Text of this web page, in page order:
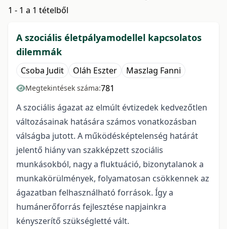
1 - 1 a 1 tételből
A szociális életpályamodellel kapcsolatos
dilemmák
Csoba Judit Oláh Eszter Maszlag Fanni
Megtekintések száma:781
A szociális ágazat az elmúlt évtizedek kedvezőtlen
változásainak hatására számos vonatkozásban
válságba jutott. A működésképtelenség határát
jelentő hiány van szakképzett szociális
munkásokból, nagy a fluktuáció, bizonytalanok a
munkakörülmények, folyamatosan csökkennek az
ágazatban felhasználható források. Így a
humánerőforrás fejlesztése napjainkra
kényszerítő szükségletté vált.